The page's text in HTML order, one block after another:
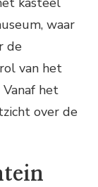
waar
de
van het
het
over de